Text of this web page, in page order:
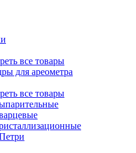
все товары
для ареометра
все товары